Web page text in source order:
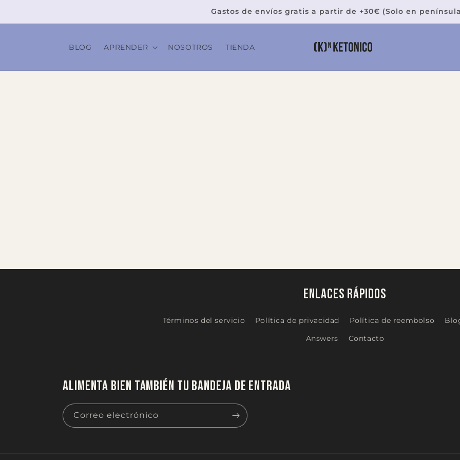
Gastos de envíos gratis a partir de +30€ (Solo en
BLOG APRENDER NOSOTROS TIENDA
Enlaces rápidos
Términos del servicio Política de privacidad Política de reembolso
Answers
Contacto
Alimenta bien también tu bandeja de entrada
Correo electrónico